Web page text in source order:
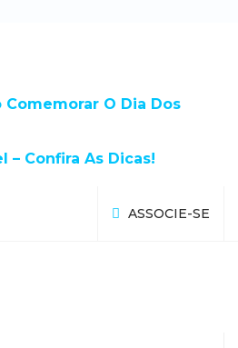
O Dia Dos
– Confira As Dicas!
ASSOCIE-SE